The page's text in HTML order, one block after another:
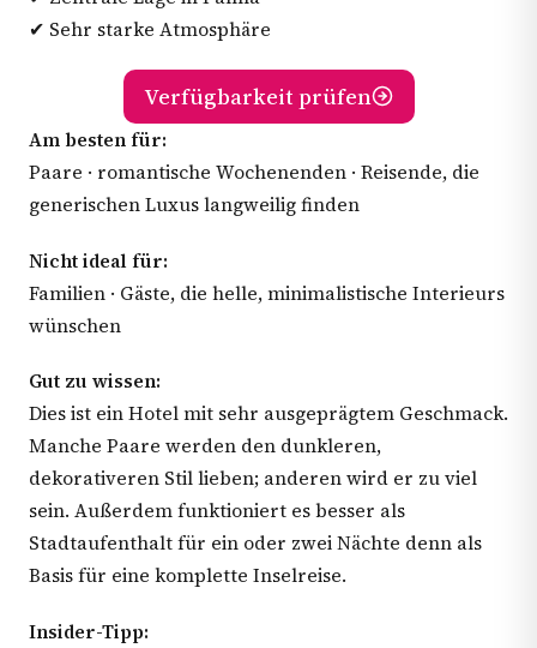
✔ Sehr starke Atmosphäre
Verfügbarkeit prüfen
Am besten für:
Paare · romantische Wochenenden · Reisende, die
generischen Luxus langweilig finden
Nicht ideal für:
Familien · Gäste, die helle, minimalistische Interieurs
wünschen
Gut zu wissen:
Dies ist ein Hotel mit sehr ausgeprägtem Geschmack.
Manche Paare werden den dunkleren,
dekorativeren Stil lieben; anderen wird er zu viel
sein. Außerdem funktioniert es besser als
Stadtaufenthalt für ein oder zwei Nächte denn als
Basis für eine komplette Inselreise.
Insider-Tipp: